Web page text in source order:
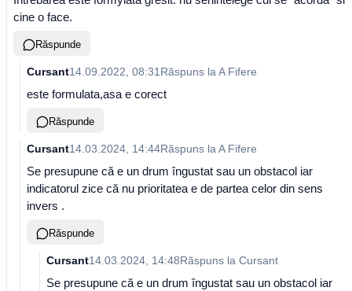
cine o face.
Răspunde
Cursant14.09.2022, 08:31 Răspuns la A Fifere
este formulata,asa e corect
Răspunde
Cursant14.03.2024, 14:44Răspuns la A Fifere
Se presupune că e un drum îngustat sau un obstacol iar
indicatorul zice că nu prioritatea e de partea celor din sens
invers .
Răspunde
Cursant14.03.2024, 14:48Răspuns la Cursant
Se presupune că e un drum îngustat sau un obstacol iar